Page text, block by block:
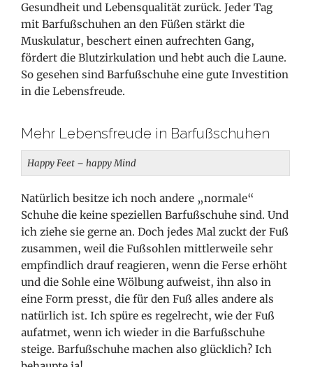
Gesundheit und Lebensqualität zurück. Jeder Tag
mit Barfußschuhen an den Füßen stärkt die
Muskulatur, beschert einen aufrechten Gang,
fördert die Blutzirkulationund hebt auch die Laune.
So gesehen sind Barfußschuhe eine gute Investition
in die Lebensfreude.
Mehr Lebensfreude in Barfußschuhen
Happy Feet – happy Mind
Natürlich besitze ich noch andere „normale“
Schuhe die keine speziellen Barfußschuhe sind. Und
ich ziehe sie gerne an. Doch jedes Mal zuckt der Fuß
zusammen, weil die Fußsohlen mittlerweile sehr
empfindlich drauf reagieren, wenn die Ferse erhöht
und die Sohle eine Wölbung aufweist, ihn also in
eine Form presst, die für den Fuß alles andere als
natürlich ist. Ich spüre es regelrecht, wie der Fuß
aufatmet, wenn ich wieder in die Barfußschuhe
steige. Barfußschuhe machen also glücklich? Ich